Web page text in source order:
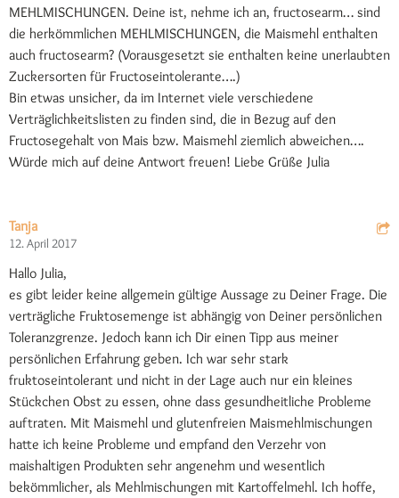
MEHLMISCHUNGEN. Deine ist, nehme ich an, fructosearm… sind
die herkömmlichen MEHLMISCHUNGEN, die Maismehl enthalten
auch fructosearm? (Vorausgesetzt sie enthalten keine unerlaubten
Zuckersorten für Fructoseintolerante….)
Bin etwas unsicher, da im Internet viele verschiedene
Verträglichkeitslisten zu finden sind, die in Bezug auf den
Fructosegehalt von Mais bzw. Maismehl ziemlich abweichen….
Würde mich auf deine Antwort freuen! Liebe Grüße Julia
Tanja
12. April 2017
Hallo Julia,
es gibt leider keine allgemein gültige Aussage zu Deiner Frage. Die
verträgliche Fruktosemenge ist abhängig von Deiner persönlichen
Toleranzgrenze. Jedoch kann ich Dir einen Tipp aus meiner
persönlichen Erfahrung geben. Ich war sehr stark
fruktoseintolerant und nicht in der Lage auch nur ein kleines
Stückchen Obst zu essen, ohne dass gesundheitliche Probleme
auftraten. Mit Maismehl und glutenfreien Maismehlmischungen
hatte ich keine Probleme und empfand den Verzehr von
maishaltigen Produkten sehr angenehm und wesentlich
bekömmlicher, als Mehlmischungen mit Kartoffelmehl. Ich hoffe,